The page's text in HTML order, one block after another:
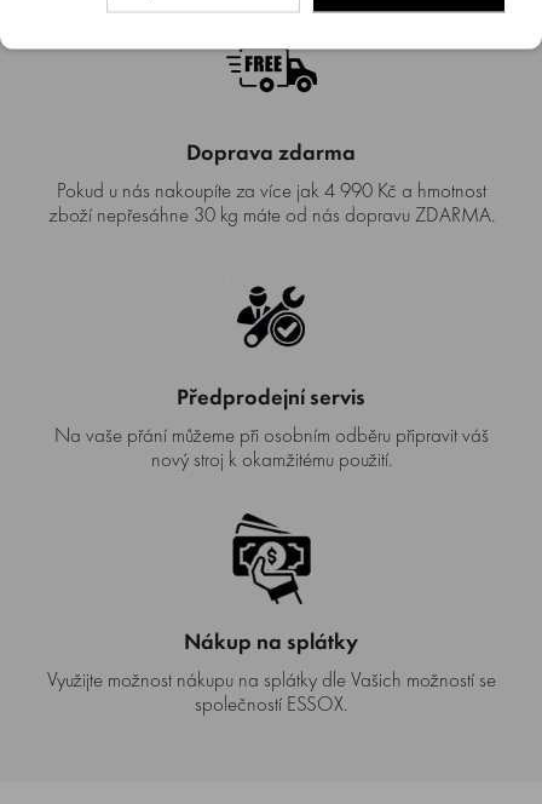
Doprava zdarma
Pokud u nás nakoupíte za více jak 4 990 Kč a hmotnost
zboží nepřesáhne 30 kg máte od nás dopravu ZDARMA.
Předprodejní servis
Na vaše přání můžeme při osobním odběru připravit váš
nový stroj k okamžitému použití.
Nákup na splátky
Využijte možnost nákupu na splátky dle Vašich možností se
společností ESSOX.